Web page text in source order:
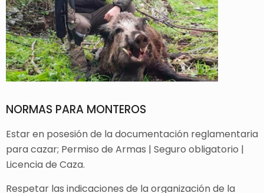
NORMAS PARA MONTEROS
Estar en posesión de la documentación reglamentaria
para cazar; Permiso de Armas | Seguro obligatorio |
Licencia de Caza.
Respetar las indicaciones de la organización de la